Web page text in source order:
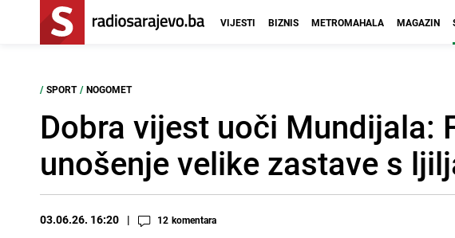
VIJESTI BIZNIS METROMAHALA MAGAZIN
/ SPORT / NOGOMET
Dobra vijest uoči Mundijala:
unošenje velike zastave s
03.06.26. 16:20 12 komentara